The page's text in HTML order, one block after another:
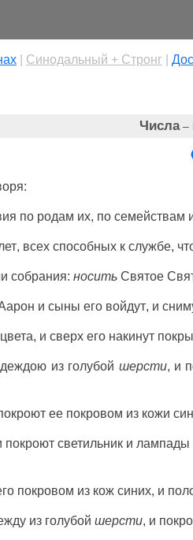
| Cинодальный + Стронг|
Числа–
:
по родам их, по семействам
, всех способныхк службе,
собрания: носить Святое
и сыны его войдут, и
цвета, и сверхего накинут
из голубой шерсти, и
ее покровом из кожи
покроют светильник и лампады
покровом из кож синих, и
из голубой шерсти, и